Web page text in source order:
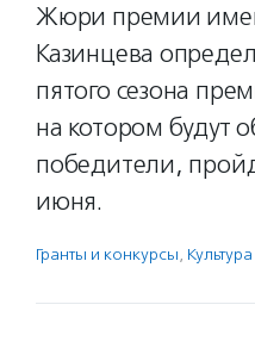
Жюри премии
Казинцева
пятого сезона
на котором будут
победители,
июня.
Гранты и конкурсы,